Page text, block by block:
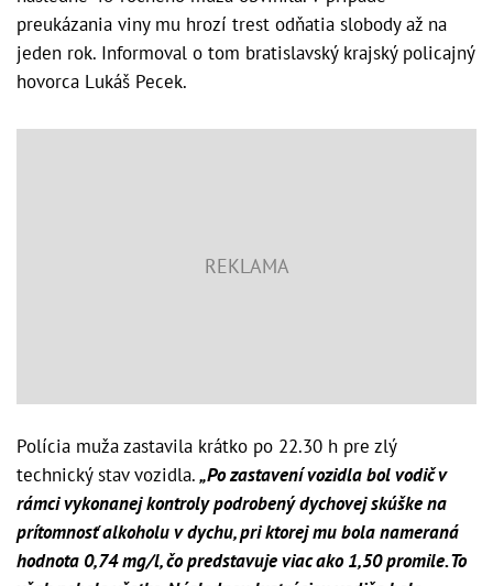
preukázania viny mu hrozí trest odňatia slobody až na
jeden rok. Informoval o tom bratislavský krajský policajný
hovorca Lukáš Pecek.
Polícia muža zastavila krátko po 22.30 h pre zlý
technický stav vozidla.„Po zastavení vozidla bol vodič v
rámci vykonanej kontroly podrobený dychovej skúške na
prítomnosť alkoholu v dychu, pri ktorej mu bola nameraná
hodnota 0,74 mg/l, čo predstavuje viac ako 1,50 promile. To